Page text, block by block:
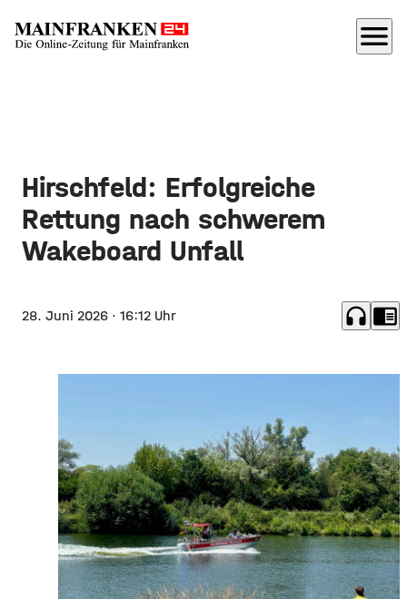
menu
Hirschfeld: Erfolgreiche
Rettung nach schwerem
Wakeboard Unfall
28. Juni 2026 · 16:12 Uhr headphones chrome_reader_mode